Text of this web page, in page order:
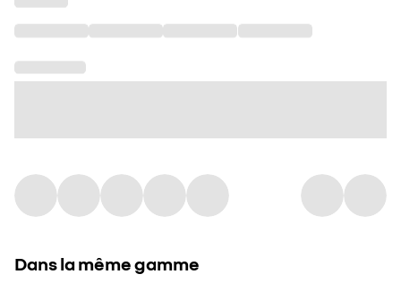
Dans la même gamme